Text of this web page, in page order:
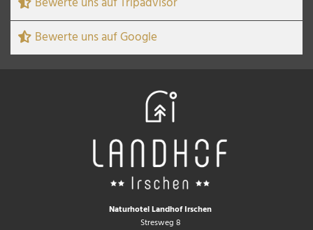
Bewerte uns auf Google
Naturhotel Landhof Irschen
Stresweg 8